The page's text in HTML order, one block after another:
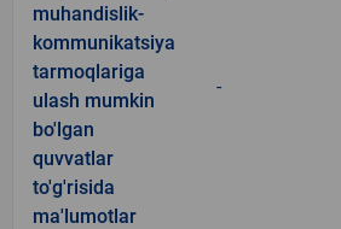
muhandislik-
kommunikatsiya
tarmoqlariga
ulash mumkin
bo'lgan
quvvatlar
to'g'risida
ma'lumotlar
-